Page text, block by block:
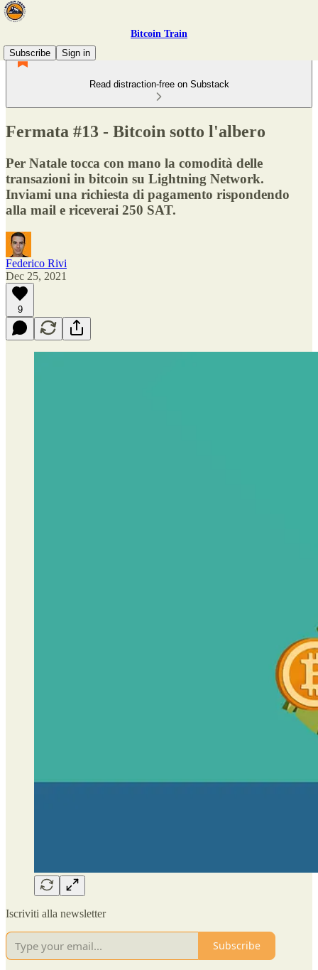
Bitcoin Train
Subscribe
Sign in
Read distraction-free on Substack
Fermata #13 - Bitcoin sotto l'albero
Per Natale tocca con mano la comodità delle
transazioni in bitcoin su Lightning Network.
Inviami una richiesta di pagamento rispondendo
alla mail e riceverai 250 SAT.
Federico Rivi
Dec 25, 2021
9
Iscriviti alla newsletter
Subscribe